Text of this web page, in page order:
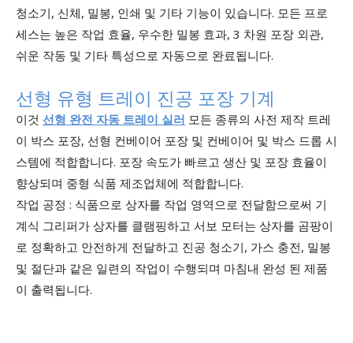
청소기, 신체, 밀봉, 인쇄 및 기타 기능이 있습니다. 모든 프로
세스는 높은 작업 효율, 우수한 밀봉 효과, 3 차원 포장 외관,
쉬운 작동 및 기타 특성으로 자동으로 완료됩니다.
선형 유형 트레이 진공 포장 기계
이것 선형 완전 자동 트레이 실러 모든 종류의 사전 제작 트레
이 박스 포장, 선형 컨베이어 포장 및 컨베이어 및 박스 드롭 시
스템에 적합합니다. 포장 속도가 빠르고 생산 및 포장 효율이
향상되며 중형 식품 제조업체에 적합합니다.
작업 공정 : 식품으로 상자를 작업 영역으로 전달함으로써 기
계식 그리퍼가 상자를 클램핑하고 서보 모터는 상자를 곰팡이
로 정확하고 안전하게 전달하고 진공 청소기, 가스 충전, 밀봉
및 절단과 같은 일련의 작업이 수행되며 마침내 완성 된 제품
이 출력됩니다.